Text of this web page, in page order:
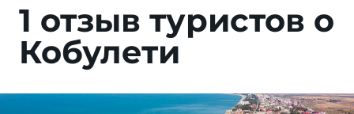
1 отзыв туристов о
Кобулети